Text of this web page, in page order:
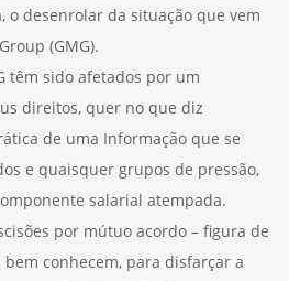
o desenrolar da situação que vem
(GMG).
têm sido afetados por um
direitos, quer no que diz
de uma Informação que se
e quaisquer grupos de pressão,
salarial atempada.
por mútuo acordo – figura de
conhecem, para disfarçar a